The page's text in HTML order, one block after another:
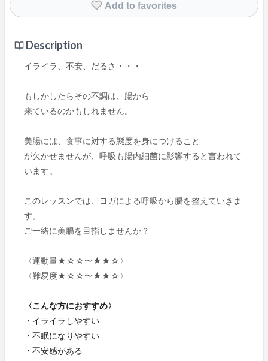
Add to favorites
Description
イライラ、不安、だるさ・・・
もしかしたらその不調は、腸から
来ているのかもしれません。
美腸には、食事に対する態度を身につけること
が欠かせませんが、呼吸も腸内細菌に影響すると言われて
います。
このレッスンでは、ヨガによる呼吸から腸を整えていきま
す。
ご一緒に美腸を目指しませんか？
〈運動量★☆☆〜★★☆〉
〈難易度★☆☆〜★★☆〉
〈こんな方におすすめ〉
・イライラしやすい
・不眠になりやすい
・不安感がある